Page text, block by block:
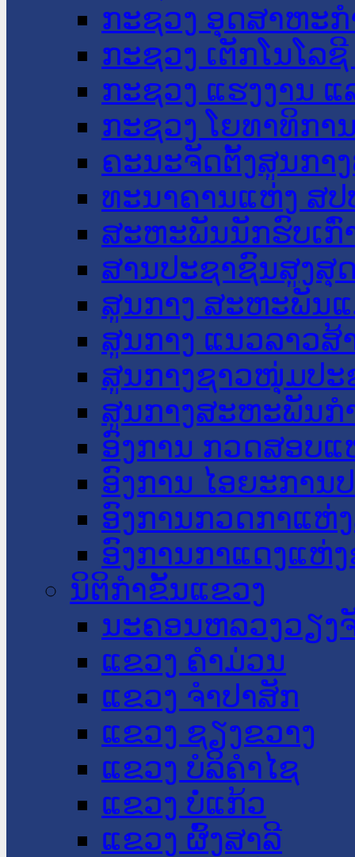
ກະຊວງ ອຸດສາຫະ
ກະຊວງ ເຕັກໂນໂລ
ກະຊວງ ແຮງງານ
ກະຊວງ ໂຍທາທິກາ
ຄະນະຈັດຕັ້ງສູນກາ
ທະນາຄານແຫ່ງ ສປ
ສະຫະພັນນັກຮົບເກົ່
ສານປະຊາຊົນສູງສຸ
ສູນກາງ ສະຫະພັນ
ສູນກາງ ແນວລາວສ້
ສູນກາງຊາວໜຸ່ມປະ
ສູນກາງສະຫະພັນກ
ອົງການ ກວດສອບແ
ອົງການ ໄອຍະການ
ອົງການກວດກາແຫ່
ອົງການກາແດງແຫ່
ນິຕິກໍາຂັ້ນແຂວງ
ນະ​ຄອນ​ຫລວງວຽງ
ແຂວງ ຄໍາມ່ວນ
ແຂວງ ຈໍາປາສັກ
ແຂວງ ຊຽງຂວາງ
ແຂວງ ບໍລິຄໍາໄຊ
ແຂວງ ບໍ່ແກ້ວ
ແຂວງ ຜົ້ງສາລີ